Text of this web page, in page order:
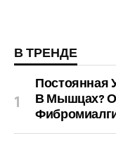
В ТРЕНДЕ
Постоянная
В Мышцах?